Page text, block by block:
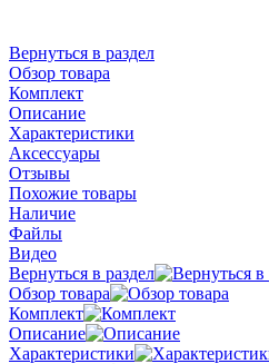
Вернуться в раздел
Обзор товара
Комплект
Описание
Характеристики
Аксессуары
Отзывы
Похожие товары
Наличие
Файлы
Видео
Вернуться в раздел
Обзор товара
Комплект
Описание
Характеристики